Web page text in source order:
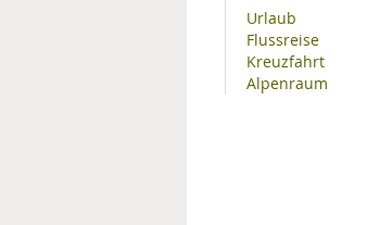
Urlaub
Flussreise
Kreuzfahrt
Alpenraum